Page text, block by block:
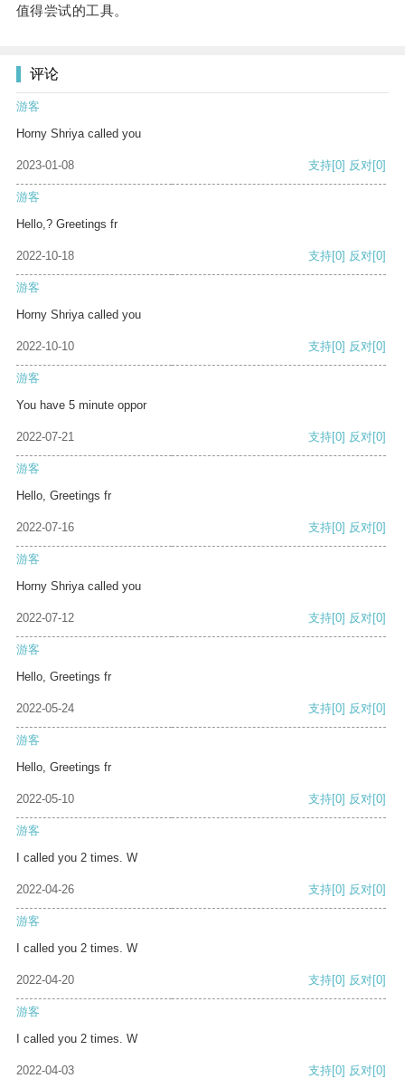
值得尝试的工具。
评论
游客
Horny Shriya called you
2023-01-08 支持[0] 反对[0]
游客
Hello,? Greetings fr
2022-10-18 支持[0] 反对[0]
游客
Horny Shriya called you
2022-10-10 支持[0] 反对[0]
游客
You have 5 minute oppor
2022-07-21 支持[0] 反对[0]
游客
Hello, Greetings fr
2022-07-16 支持[0] 反对[0]
游客
Horny Shriya called you
2022-07-12 支持[0] 反对[0]
游客
Hello, Greetings fr
2022-05-24 支持[0] 反对[0]
游客
Hello, Greetings fr
2022-05-10 支持[0] 反对[0]
游客
I called you 2 times. W
2022-04-26 支持[0] 反对[0]
游客
I called you 2 times. W
2022-04-20 支持[0] 反对[0]
游客
I called you 2 times. W
2022-04-03 支持[0] 反对[0]